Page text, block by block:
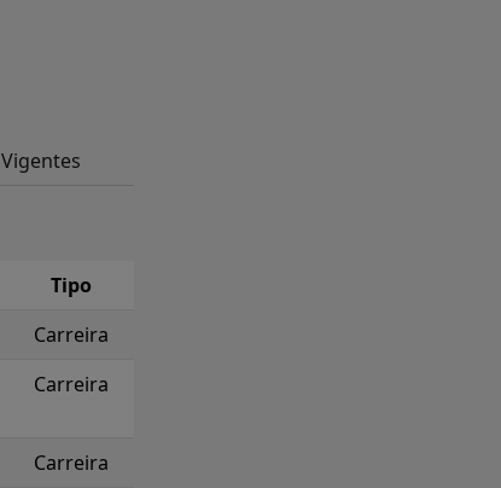
Vigentes
Tipo
Carreira
Carreira
Carreira